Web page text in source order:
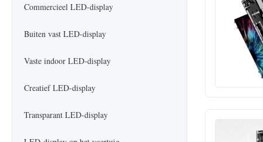
Commercieel LED-display
Buiten vast LED-display
Vaste indoor LED-display
Creatief LED-display
Transparant LED-display